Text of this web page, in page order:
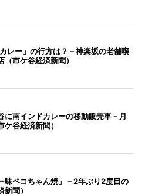
レー」の行方は？－神楽坂の老舗喫
市ケ谷経済新聞）
に南インドカレーの移動販売車－月
谷経済新聞）
味ペコちゃん焼」－2年ぶり2度目の
聞）